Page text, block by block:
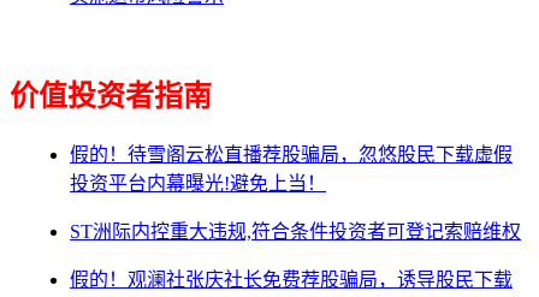
价值投资者指南
假的！待雪阁云松直播荐股骗局，忽悠股民下载虚假
投资平台内幕曝光!避免上当！
ST洲际内控重大违规,符合条件投资者可登记索赔维权
假的！观澜社张庆社长免费荐股骗局，诱导股民下载